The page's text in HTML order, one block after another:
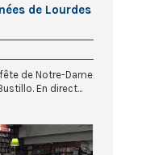
de Lourdes
de Notre-Dame
En direct...